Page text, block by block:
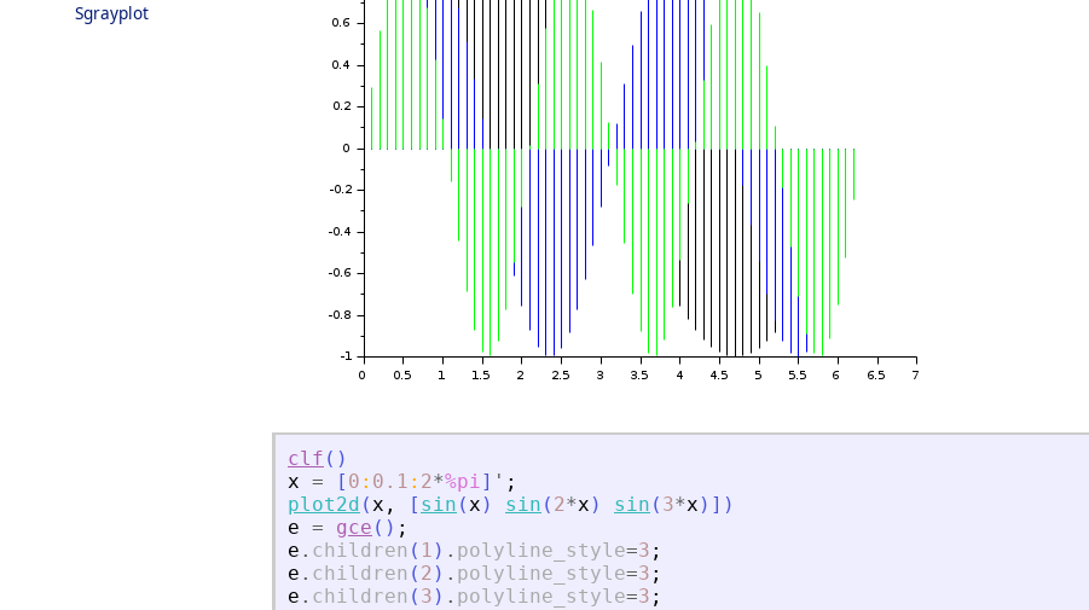
Sgrayplot
clf ( )
x = [ 0 : 0.1 : 2*%pi] ' ;
plot2d (x , [ sin (x ) sin ( 2*x ) sin ( 3*x ) ] )
e = gce ( ) ;
e . children ( 1 ) . polyline_style=3 ;
e . children ( 2 ) . polyline_style=3 ;
e . children ( 3 ) . polyline_style=3 ;